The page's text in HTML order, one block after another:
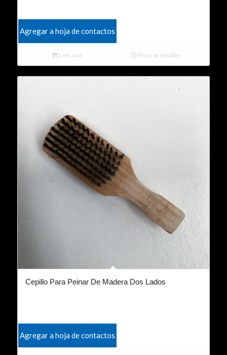
Agregar a hoja de contactos
Leer más Mostrar detalles
Cepillo Para Peinar De Madera Dos Lados
Agregar a hoja de contactos